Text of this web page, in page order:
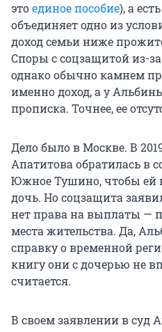
этоединое пособие), а
объединяет одно из
доход семьи ниже
Споры с соцзащитой из-
однако обычно камнем
именно доход, а у
прописка. Точнее, ее
Дело было в Москве. В
Апатитова обратилась в
Южное Тушино, чтобы ей
дочь. Но соцзащита
нет права на выплаты —
места жительства. Да,
справку о временной
книгу они с дочерью не
считается.
В своем заявлении в суд